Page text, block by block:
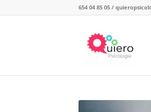
654 04 85 05 /